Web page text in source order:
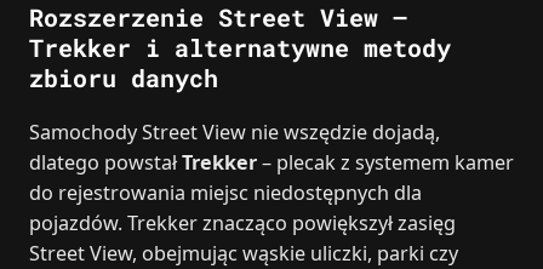
Rozszerzenie Street View –
Trekker i alternatywne metody
zbioru danych
Samochody Street View nie wszędzie dojadą,
dlatego powstałTrekker– plecak z systemem kamer
do rejestrowania miejsc niedostępnych dla
pojazdów. Trekker znacząco powiększył zasięg
Street View, obejmując wąskie uliczki, parki czy